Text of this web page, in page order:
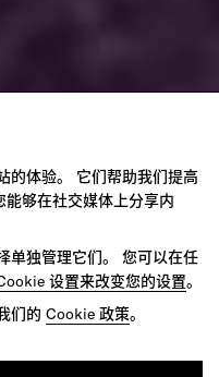
的体验。 它们帮助我们提高
够在社交媒体上分享内
单独管理它们。 您可以在任
设置来改变您的设置。
们的 Cookie 政策。